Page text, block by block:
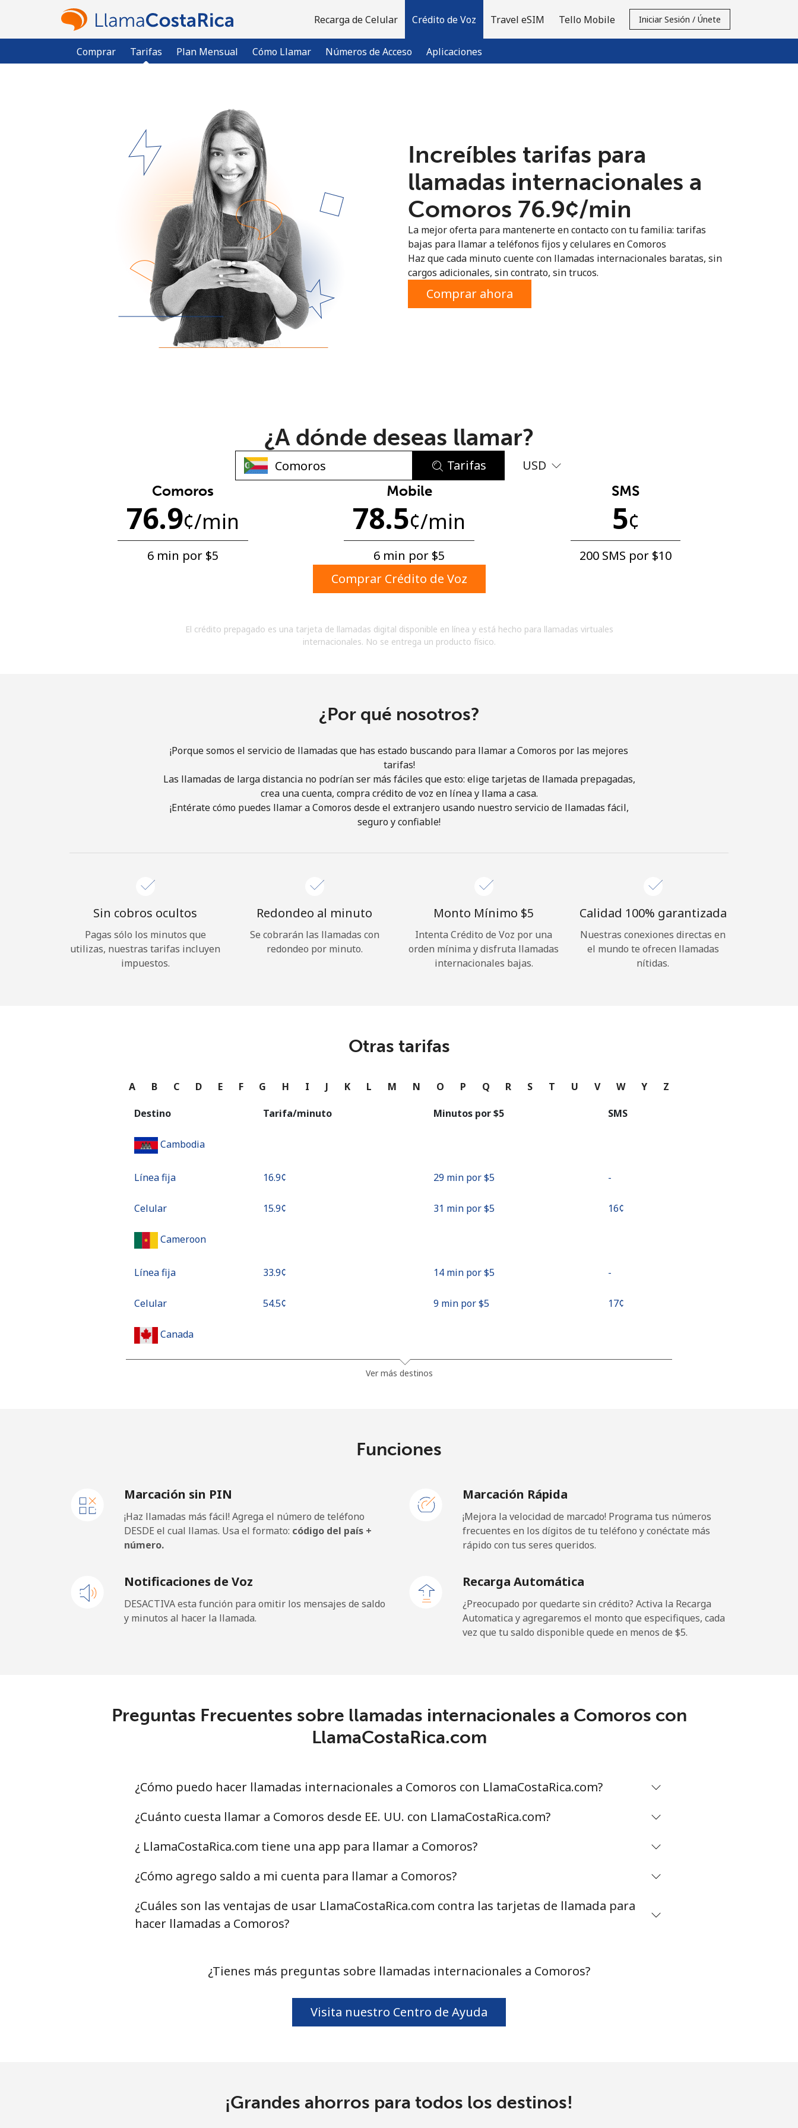
Recarga de Celular Crédito de Voz
Comprar Tarifas Plan Mensual Cómo Llamar Números de Acceso Aplicaciones
Travel eSIM Tello Mobile Iniciar Sesión / Únete
¿Ya tienes una cuenta? Inicia sesión →
Regístrate con
No se ha creado una contraseña
Mínimo 8 caracteres
Una letra mayúscula y una minúscula
Un caracter especial
acuerdo con estos
Términos y condiciones.
Únete
¡Hola!
Continuar con
Increíbles tarifas para
llamadas internacionales a
Comoros ⁦76.9¢⁩/min
La mejor oferta para mantenerte en contacto con tu familia: tarifas
bajas para llamar a teléfonos fijos y celulares en Comoros
Haz que cada minuto cuente con llamadas internacionales baratas, sin
cargos adicionales, sin contrato, sin trucos.
Comprar ahora
¿A dónde deseas llamar?
Tarifas USD
Comoros
76.9¢/min
6 min por ⁦$5⁩
Mobile
78.5¢/min
6 min por ⁦$5⁩
SMS
5¢
200 SMS por ⁦$10⁩
Comprar Crédito de Voz
El crédito prepagado es una tarjeta de llamadas digital disponible en línea y está hecho para llamadas virtuales
internacionales. No se entrega un producto físico.
¿Por qué nosotros?
¡Porque somos el servicio de llamadas que has estado buscando para llamar a Comoros por las mejores
tarifas!
Las llamadas de larga distancia no podrían ser más fáciles que esto: elige tarjetas de llamada prepagadas,
crea una cuenta, compra crédito de voz en línea y llama a casa.
¡Entérate cómo puedes llamar a Comoros desde el extranjero usando nuestro servicio de llamadas fácil,
seguro y confiable!
Sin cobros ocultos
Pagas sólo los minutos que
utilizas, nuestras tarifas incluyen
impuestos.
Redondeo al minuto
Se cobrarán las llamadas con
redondeo por minuto.
Monto Mínimo ⁦$5⁩
Intenta Crédito de Voz por una
orden mínima y disfruta llamadas
internacionales bajas.
Calidad 100% garantizada
Nuestras conexiones directas en
el mundo te ofrecen llamadas
nítidas.
Otras tarifas
A B C D E F G H I J K L M N O P Q R S T U V W Y Z
Destino Tarifa/minuto Minutos por ⁦$5⁩ SMS
Cambodia
Línea fija ⁦16.9¢⁩ 29 min por ⁦$5⁩ -
Celular ⁦15.9¢⁩ 31 min por ⁦$5⁩ ⁦16¢⁩
Cameroon
Línea fija ⁦33.9¢⁩ 14 min por ⁦$5⁩ -
Celular ⁦54.5¢⁩ 9 min por ⁦$5⁩ ⁦17¢⁩
Canada
Caribbean Netherlands
Línea fija ⁦23.5¢⁩ 21 min por ⁦$5⁩ -
Cayman Islands
Línea fija 25 min por ⁦$5⁩ -
Línea fija ⁦88.5¢⁩ 5 min por ⁦$5⁩ -
6 min por ⁦$5⁩
Línea fija ⁦78.9¢⁩ 6 min por ⁦$5⁩
Celular ⁦71.5¢⁩ 6 min por ⁦$5⁩
Chile
Línea fija ⁦4.5¢⁩ 111 min por ⁦$5⁩ -
⁦1.7¢⁩ 294 min por ⁦$5⁩
Christmas Island
Ver más destinos
Funciones
Marcación sin PIN
¡Haz llamadas más fácil! Agrega el número de teléfono
DESDE el cual llamas. Usa el formato: código del país +
número.
Marcación Rápida
¡Mejora la velocidad de marcado! Programa tus números
frecuentes en los dígitos de tu teléfono y conéctate más
rápido con tus seres queridos.
Notificaciones de Voz
DESACTIVA esta función para omitir los mensajes de saldo
y minutos al hacer la llamada.
Recarga Automática
¿Preocupado por quedarte sin crédito? Activa la Recarga
Automatica y agregaremos el monto que especifiques, cada
vez que tu saldo disponible quede en menos de ⁦$5⁩.
Preguntas Frecuentes sobre llamadas internacionales a Comoros con
LlamaCostaRica.com
¿Cómo puedo hacer llamadas internacionales a Comoros con LlamaCostaRica.com?
¿Cuánto cuesta llamar a Comoros desde EE. UU. con LlamaCostaRica.com?
¿ LlamaCostaRica.com tiene una app para llamar a Comoros?
¿Cómo agrego saldo a mi cuenta para llamar a Comoros?
¿Cuáles son las ventajas de usar LlamaCostaRica.com contra las tarjetas de llamada para
hacer llamadas a Comoros?
¿Tienes más preguntas sobre llamadas internacionales a Comoros?
Visita nuestro Centro de Ayuda
¡Grandes ahorros para todos los destinos!